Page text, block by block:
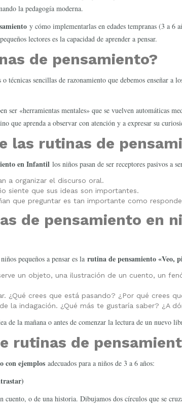
la pedagogía moderna.
y cómo implementarlas en edades tempranas (3 a
lectores es la capacidad de aprender a pensar.
de pensamiento?
o técnicas sencillas de razonamiento que debemos enseñar
ser «herramientas mentales» que se vuelven
que aprenda a observar con atención y a expresar su
las rutinas de
en Infantil los niños pasan de ser receptores pasivos a
a organizar el discurso oral.
siente que sus ideas son importantes.
que preguntar es tan importante como
de pensamiento en
pequeños a pensar es la rutina de pensamiento «Veo,
un objeto, una ilustración de un cuento, un
¿Qué crees que está pasando? ¿Por qué crees
la indagación. ¿Qué más te gustaría saber? ¿A
de la mañana o antes de comenzar la lectura de un nuevo
rutinas de
con ejemplos adecuados para a niños de 3 a 6 años:
cuento, o de una historia. Dibujamos dos círculos que se